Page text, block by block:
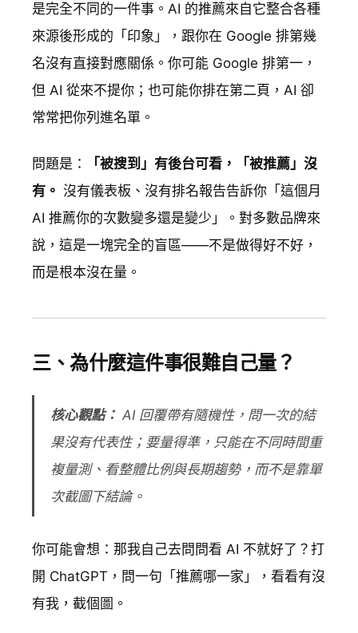
是完全不同的一件事。AI 的推薦來自它整合各種
來源後形成的「印象」，跟你在 Google 排第幾
名沒有直接對應關係。你可能 Google 排第一，
但 AI 從來不提你；也可能你排在第二頁，AI 卻
常常把你列進名單。
問題是：
「被搜到」有後台可看，「被推薦」沒
有。 沒有儀表板、沒有排名報告告訴你「這個月
AI 推薦你的次數變多還是變少」。對多數品牌來
說，這是一塊完全的盲區——不是做得好不好，
而是根本沒在量。
三、為什麼這件事很難自己量？
核心觀點： AI 回覆帶有隨機性，問一次的結
果沒有代表性；要量得準，只能在不同時間重
複量測、看整體比例與長期趨勢，而不是靠單
次截圖下結論。
你可能會想：那我自己去問問看 AI 不就好了？打
開 ChatGPT，問一句「推薦哪一家」，看看有沒
有我，截個圖。